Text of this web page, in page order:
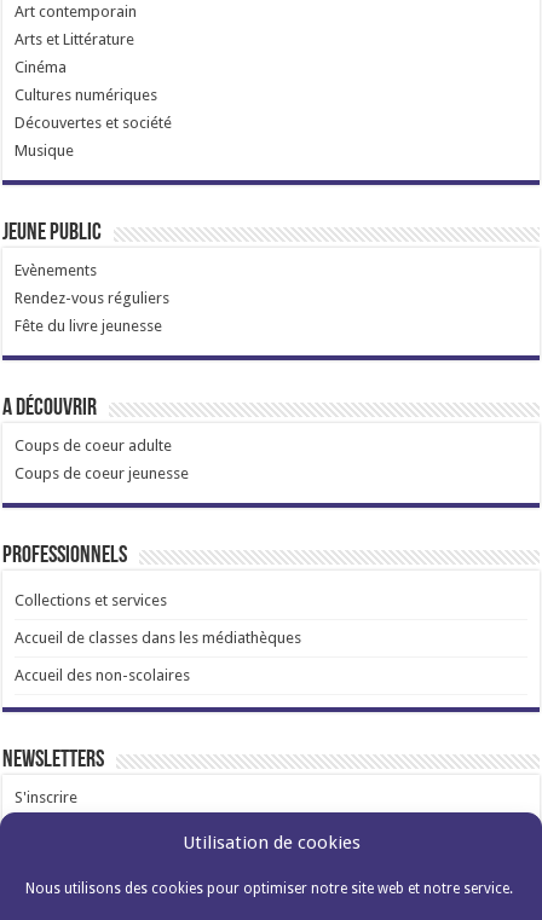
Utilisation de cookies
Nous utilisons des cookies pour optimiser notre site web et notre service.
Art contemporain
Arts et Littérature
Cinéma
Cultures numériques
Découvertes et société
Musique
Jeune public
Evènements
Rendez-vous réguliers
Fête du livre jeunesse
A découvrir
Coups de coeur adulte
Coups de coeur jeunesse
Professionnels
Collections et services
Accueil de classes dans les médiathèques
Accueil des non-scolaires
Newsletters
S'inscrire